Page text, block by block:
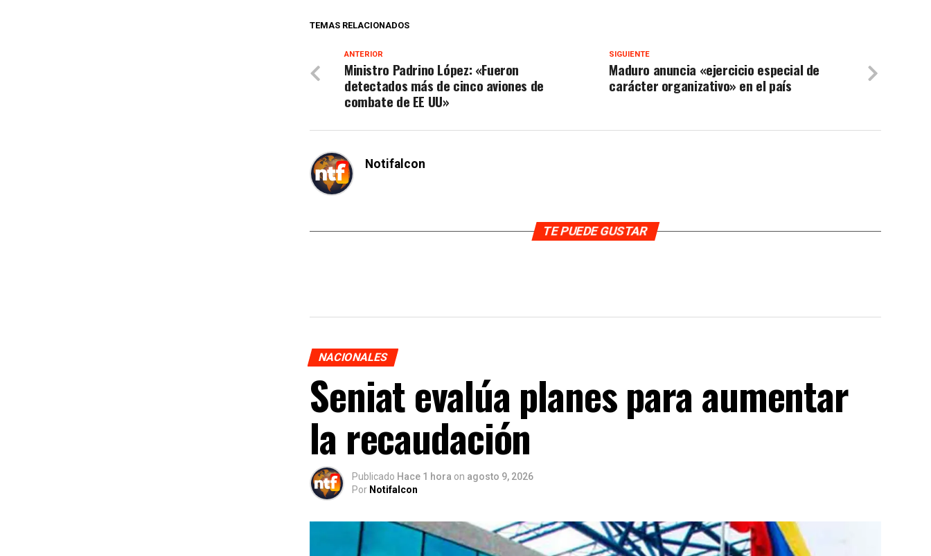
TEMAS RELACIONADOS
SIGUIENTE
Maduro anuncia «ejercicio especial de
carácter organizativo» en el país
ANTERIOR
Ministro Padrino López: «Fueron
detectados más de cinco aviones de
combate de EE UU»
Notifalcon
TE PUEDE GUSTAR
NACIONALES
Seniat evalúa planes para aumentar
la recaudación
Publicado Hace 1 hora on agosto 9, 2026
Por Notifalcon